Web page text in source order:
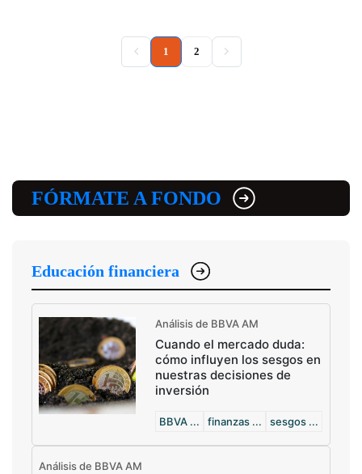
1 (current)
2
FÓRMATE A FONDO
Educación financiera
Análisis de BBVA AM
Cuando el mercado duda:
cómo influyen los sesgos en
nuestras decisiones de
inversión
BBVA ... finanzas ... sesgos ...
Análisis de BBVA AM